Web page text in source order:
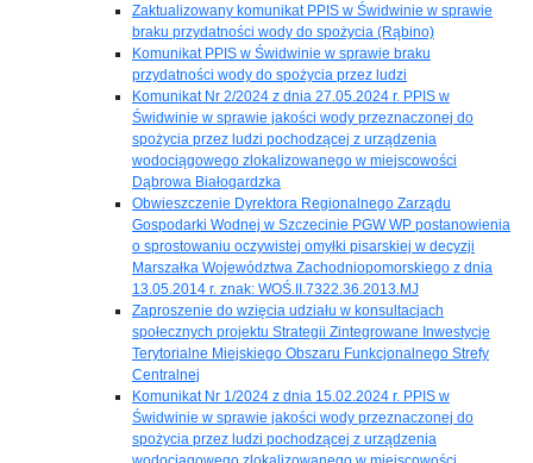
Zaktualizowany komunikat PPIS w Świdwinie w sprawie
braku przydatności wody do spożycia (Rąbino)
Komunikat PPIS w Świdwinie w sprawie braku
przydatności wody do spożycia przez ludzi
Komunikat Nr 2/2024 z dnia 27.05.2024 r. PPIS w
Świdwinie w sprawie jakości wody przeznaczonej do
spożycia przez ludzi pochodzącej z urządzenia
wodociągowego zlokalizowanego w miejscowości
Dąbrowa Białogardzka
Obwieszczenie Dyrektora Regionalnego Zarządu
Gospodarki Wodnej w Szczecinie PGW WP postanowienia
o sprostowaniu oczywistej omyłki pisarskiej w decyzji
Marszałka Województwa Zachodniopomorskiego z dnia
13.05.2014 r. znak: WOŚ.II.7322.36.2013.MJ
Zaproszenie do wzięcia udziału w konsultacjach
społecznych projektu Strategii Zintegrowane Inwestycje
Terytorialne Miejskiego Obszaru Funkcjonalnego Strefy
Centralnej
Komunikat Nr 1/2024 z dnia 15.02.2024 r. PPIS w
Świdwinie w sprawie jakości wody przeznaczonej do
spożycia przez ludzi pochodzącej z urządzenia